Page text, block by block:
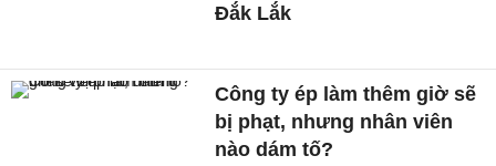
Đắk Lắk
Công ty ép làm thêm giờ sẽ
bị phạt, nhưng nhân viên
nào dám tố?